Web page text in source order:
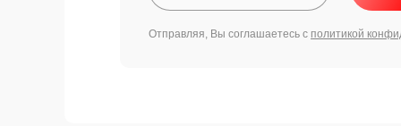
Отправляя, Вы соглашаетесь с политикой